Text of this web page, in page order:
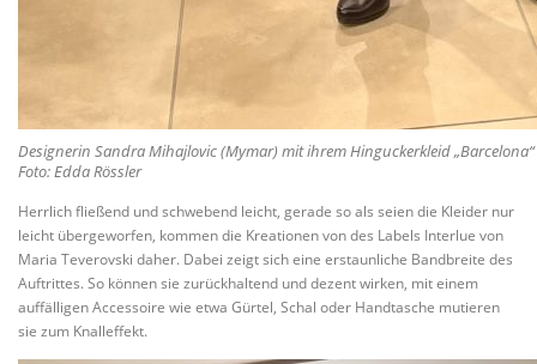
Designerin Sandra Mihajlovic (Mymar) mit ihrem Hinguckerkleid „Barcelona“
Foto: Edda Rössler
Herrlich fließend und schwebend leicht, gerade so als seien die Kleider nur
leicht übergeworfen, kommen die Kreationen von des Labels Interlue von
Maria Teverovski daher. Dabei zeigt sich eine erstaunliche Bandbreite des
Auftrittes. So können sie zurückhaltend und dezent wirken, mit einem
auffälligen Accessoire wie etwa Gürtel, Schal oder Handtasche mutieren
sie zum Knalleffekt.